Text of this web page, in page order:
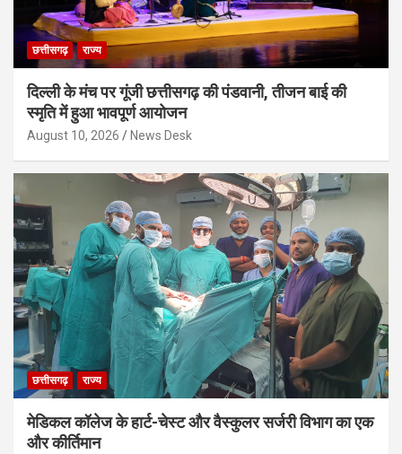
छत्तीसगढ़ राज्य
दिल्ली के मंच पर गूंजी छत्तीसगढ़ की पंडवानी, तीजन बाई की
स्मृति में हुआ भावपूर्ण आयोजन
August 10, 2026 News Desk
छत्तीसगढ़ राज्य
मेडिकल कॉलेज के हार्ट-चेस्ट और वैस्कुलर सर्जरी विभाग का एक
और कीर्तिमान